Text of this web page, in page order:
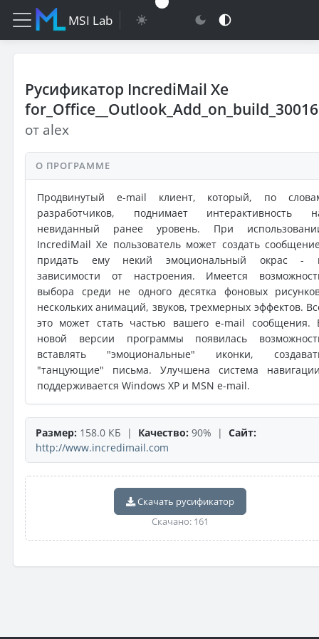
MSI Lab
Русификатор IncrediMail Xe
от alex
О ПРОГРАММЕ
Продвинутый e-mail клиент, который, по
разработчиков, поднимает интерактивность
невиданный ранее уровень. При
IncrediMail Xe пользователь может создать
придать ему некий эмоциональный окрас -
зависимости от настроения. Имеется
выбора среди не одного десятка фоновых
нескольких анимаций, звуков, трехмерных эффектов.
это может стать частью вашего e-mail сообщения.
новой версии программы появилась
вставлять "эмоциональные" иконки,
"танцующие" письма. Улучшена система
поддерживается Windows XP и MSN e-mail.
Размер: 158.0 КБ | Качество: 90% | Сайт:
http://www.incredimail.com
Скачать русификатор
Скачано: 161